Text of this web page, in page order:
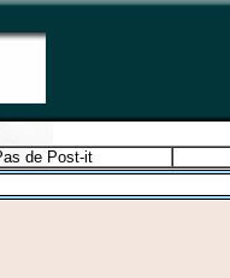
de Post-it